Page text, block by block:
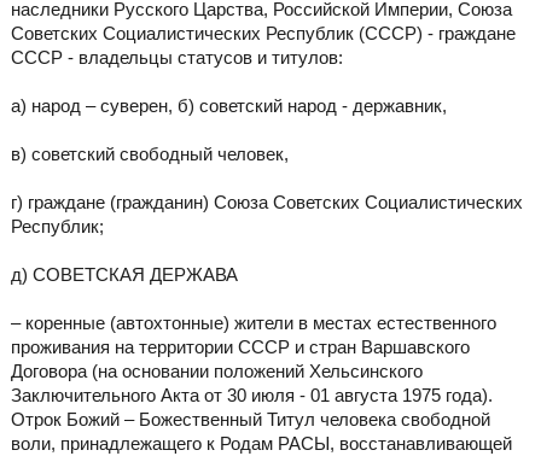
наследники Русского Царства, Российской Империи, Союза
Советских Социалистических Республик (СССР) - граждане
СССР - владельцы статусов и титулов:
а) народ – суверен, б) советский народ - державник,
в) советский свободный человек,
г) граждане (гражданин) Союза Советских Социалистических
Республик;
д) СОВЕТСКАЯ ДЕРЖАВА
– коренные (автохтонные) жители в местах естественного
проживания на территории СССР и стран Варшавского
Договора (на основании положений Хельсинского
Заключительного Акта от 30 июля - 01 августа 1975 года).
Отрок Божий – Божественный Титул человека свободной
воли, принадлежащего к Родам РАСЫ, восстанавливающей